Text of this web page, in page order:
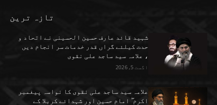
تازہ ترین
شہید قائد عارف حسین الحسینی نے اتحاد و
حدت کیلئے گراں قدر خدمات سر انجام دیں
، علامہ سید ساجد علی نقوی
اگست 5, 2026
علامہ سید ساجد علی نقوی کا نواسہ پیغمبر
اکرم ۖ امام حسین اور شہدائے کربلا کے